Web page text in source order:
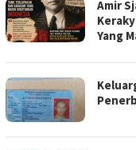
Amir
Yang